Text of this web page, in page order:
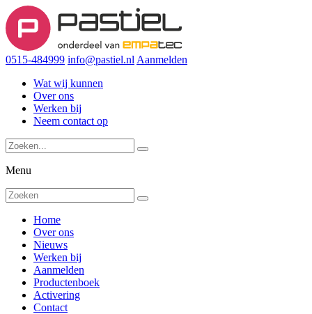
0515-484999 info@pastiel.nl Aanmelden
Wat wij kunnen
Over ons
Werken bij
Neem contact op
Menu
Home
Over ons
Nieuws
Werken bij
Aanmelden
Productenboek
Activering
Contact